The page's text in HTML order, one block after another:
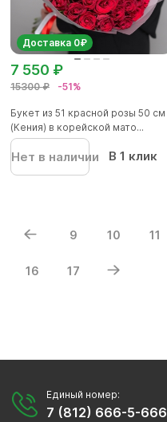
Доставка 0₽
15300 ₽ -51%
7 550 ₽
Букет из 51 красной розы 50 см
(Кения) в корейской мато...
Нет в наличии В 1 клик
9 10 11
16 17
Единый номер:
7 (812) 666-5-666